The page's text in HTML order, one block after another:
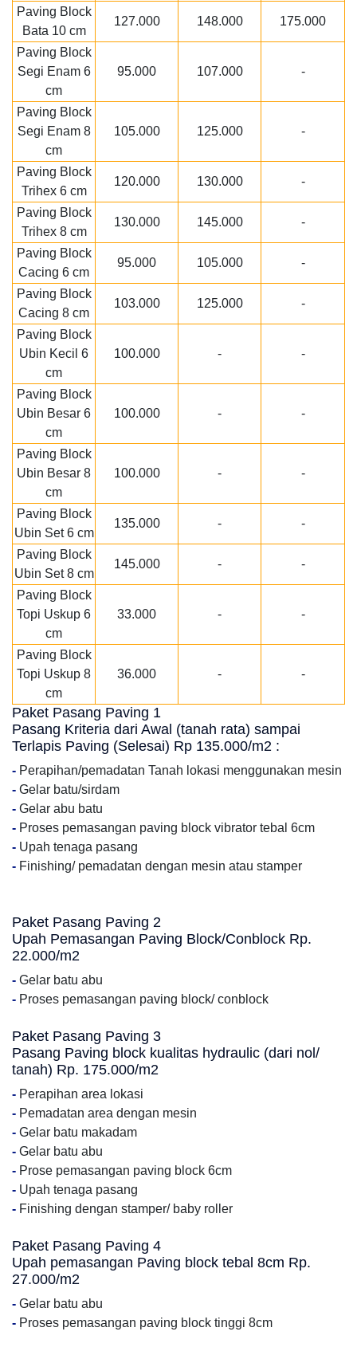
Paving Block
Bata 10 cm
127.000 148.000 175.000
Paving Block
Segi Enam 6
cm
95.000 107.000 -
Paving Block
Segi Enam 8
cm
105.000 125.000 -
Paving Block
Trihex 6 cm
120.000 130.000 -
Paving Block
Trihex 8 cm
130.000 145.000 -
Paving Block
Cacing 6 cm
95.000 105.000 -
Paving Block
Cacing 8 cm
103.000 125.000 -
Paving Block
Ubin Kecil 6
cm
100.000 - -
Paving Block
Ubin Besar 6
cm
100.000 - -
Paving Block
Ubin Besar 8
cm
100.000 - -
Paving Block
Ubin Set 6 cm
135.000 - -
Paving Block
Ubin Set 8 cm
145.000 - -
Paving Block
Topi Uskup 6
cm
33.000 - -
Paving Block
Topi Uskup 8
cm
36.000 - -
Paket Pasang Paving 1
Pasang Kriteria dari Awal (tanah rata) sampai
Terlapis Paving (Selesai) Rp 135.000/m2 :
- Perapihan/pemadatan Tanah lokasi menggunakan mesin
- Gelar batu/sirdam
- Gelar abu batu
- Proses pemasangan paving block vibrator tebal 6cm
- Upah tenaga pasang
- Finishing/ pemadatan dengan mesin atau stamper
Paket Pasang Paving 2
Upah Pemasangan Paving Block/Conblock Rp.
22.000/m2
- Gelar batu abu
- Proses pemasangan paving block/ conblock
Paket Pasang Paving 3
Pasang Paving block kualitas hydraulic (dari nol/
tanah) Rp. 175.000/m2
- Perapihan area lokasi
- Pemadatan area dengan mesin
- Gelar batu makadam
- Gelar batu abu
- Prose pemasangan paving block 6cm
- Upah tenaga pasang
- Finishing dengan stamper/ baby roller
Paket Pasang Paving 4
Upah pemasangan Paving block tebal 8cm Rp.
27.000/m2
- Gelar batu abu
- Proses pemasangan paving block tinggi 8cm